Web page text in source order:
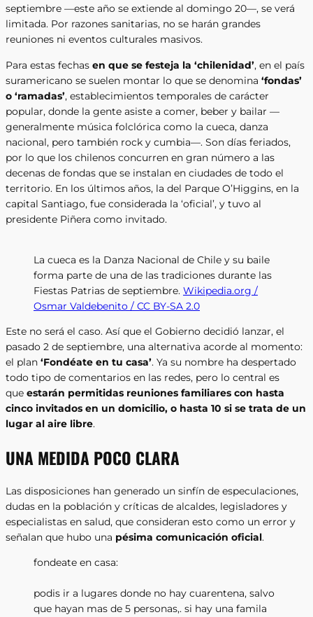
septiembre —este año se extiende al domingo 20—, se verá
limitada. Por razones sanitarias, no se harán grandes
reuniones ni eventos culturales masivos.
Para estas fechas en que se festeja la ‘chilenidad’, en el país
suramericano se suelen montar lo que se denomina ‘fondas’
o ‘ramadas’, establecimientos temporales de carácter
popular, donde la gente asiste a comer, beber y bailar —
generalmente música folclórica como la cueca, danza
nacional, pero también rock y cumbia—. Son días feriados,
por lo que los chilenos concurren en gran número a las
decenas de fondas que se instalan en ciudades de todo el
territorio. En los últimos años, la del Parque O’Higgins, en la
capital Santiago, fue considerada la ‘oficial’, y tuvo al
presidente Piñera como invitado.
La cueca es la Danza Nacional de Chile y su baile
forma parte de una de las tradiciones durante las
Fiestas Patrias de septiembre. Wikipedia.org /
Osmar Valdebenito / CC BY-SA 2.0
Este no será el caso. Así que el Gobierno decidió lanzar, el
pasado 2 de septiembre, una alternativa acorde al momento:
el plan ‘Fondéate en tu casa’. Ya su nombre ha despertado
todo tipo de comentarios en las redes, pero lo central es
que estarán permitidas reuniones familiares con hasta
cinco invitados en un domicilio, o hasta 10 si se trata de un
lugar al aire libre.
UNA MEDIDA POCO CLARA
Las disposiciones han generado un sinfín de especulaciones,
dudas en la población y críticas de alcaldes, legisladores y
especialistas en salud, que consideran esto como un error y
señalan que hubo una pésima comunicación oficial.
fondeate en casa:
podis ir a lugares donde no hay cuarentena, salvo
que hayan mas de 5 personas,. si hay una famila